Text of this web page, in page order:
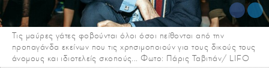
Tις μαύρες γάτες φοβούνται όλοι όσοι πείθονται από την
προπαγάνδα εκείνων που τις χρησιμοποιούν για τους δικούς τους
άνομους και ιδιοτελείς σκοπούς... Φωτο: Πάρις Ταβιτιάν/ LIFO